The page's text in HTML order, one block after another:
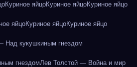
Куриное яйцоКуриное яйцоКуриное яйцо
яйцоКуриное яйцоКуриное яйцо
Над кукушкиным гнездом
гнездомЛев Толстой — Война и мир